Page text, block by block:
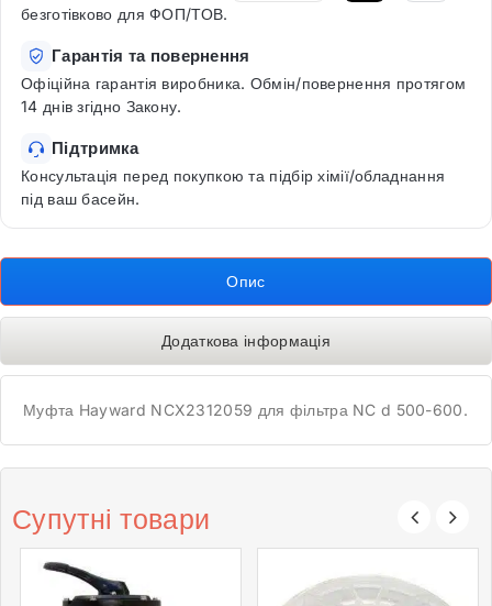
безготівково для ФОП/ТОВ.
Гарантія та повернення
Офіційна гарантія виробника. Обмін/повернення протягом
14 днів згідно Закону.
Підтримка
Консультація перед покупкою та підбір хімії/обладнання
під ваш басейн.
Опис
Додаткова інформація
Муфта Hayward NCX2312059 для фільтра NC d 500-600.
Супутні товари